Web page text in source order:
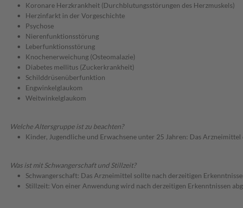
Koronare Herzkrankheit (Durchblutungsstörungen des Herzmuskels)
Herzinfarkt in der Vorgeschichte
Psychose
Nierenfunktionsstörung
Leberfunktionsstörung
Knochenerweichung (Osteomalazie)
Diabetes mellitus (Zuckerkrankheit)
Schilddrüsenüberfunktion
Engwinkelglaukom
Weitwinkelglaukom
Welche Altersgruppe ist zu beachten?
Kinder, Jugendliche und Erwachsene unter 25 Jahren: Das
Was ist mit Schwangerschaft und Stillzeit?
Schwangerschaft: Das Arzneimittel sollte nach derzeitigen
Stillzeit: Von einer Anwendung wird nach derzeitigen Erkenntnissen